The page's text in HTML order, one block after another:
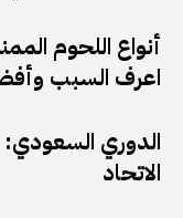
أنواع اللحوم
اعرف السبب
الدوري السعودي:
الاتحاد